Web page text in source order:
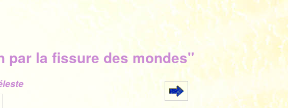
par la fissure des mondes"